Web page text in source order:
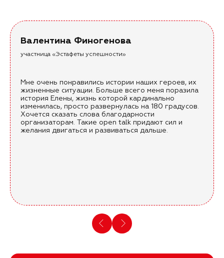
Валентина Финогенова
участница «Эстафеты успешности»
Мне очень понравились истории наших героев, их
жизненные ситуации. Больше всего меня поразила
история Елены, жизнь которой кардинально
изменилась, просто развернулась на 180 градусов.
Хочется сказать слова благодарности
организаторам. Такие open talk придают сил и
желания двигаться и развиваться дальше.